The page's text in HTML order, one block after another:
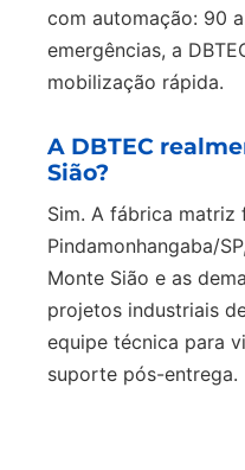
com automação: 90
emergências, a
mobilização rápida.
A DBTEC
Sião?
Sim. A fábrica matriz
Pindamonhangaba/
Monte Sião e as
projetos industriais
equipe técnica para
suporte pós-entrega.